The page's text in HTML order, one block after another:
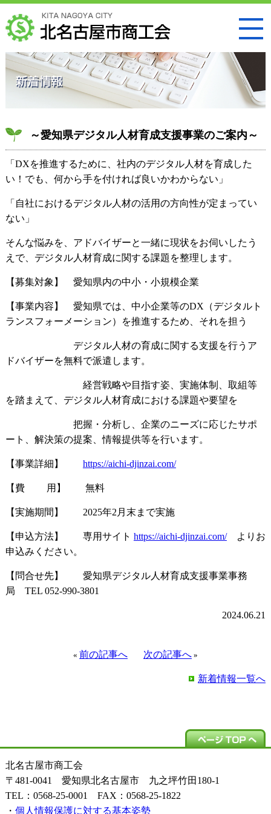
～愛知県デジタル人材育成支援事業のご案内～
「DXを推進するために、社内のデジタル人材を育成した
い！でも、何から手を付ければ良いかわからない」
「自社におけるデジタル人材の活用の方向性が定まってい
ない」
そんな悩みを、アドバイザーと一緒に現状をお伺いしたう
えで、デジタル人材育成に関する課題を整理します。
【募集対象】 愛知県内の中小・小規模企業
【事業内容】 愛知県では、中小企業等のDX（デジタルト
ランスフォーメーション）を推進するため、それを担う
デジタル人材の育成に関する支援を行うア
ドバイザーを無料で派遣します。
経営戦略や目指す姿、実施体制、取組等
を踏まえて、デジタル人材育成における課題や要望を
把握・分析し、企業のニーズに応じたサポ
ート、解決策の提案、情報提供等を行います。
【事業詳細】 https://aichi-djinzai.com/
【費 用】 無料
【実施期間】 2025年2月末まで実施
【申込方法】 専用サイト https://aichi-djinzai.com/よりお
申込みください。
【問合せ先】 愛知県デジタル人材育成支援事業事務
局 TEL 052-990-3801
2024.06.21
« 前の記事へ 次の記事へ»
新着情報一覧へ
北名古屋市商工会
〒481-0041 愛知県北名古屋市 九之坪竹田180-1
TEL：0568-25-0001 FAX：0568-25-1822
・ 個人情報保護に対する基本姿勢